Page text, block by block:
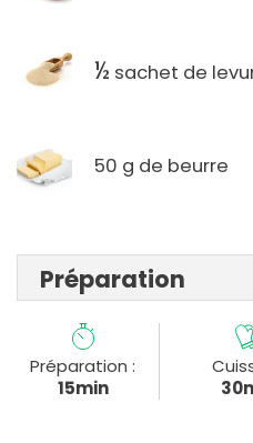
½ sachet de
50 g de beurre
Préparation
Préparation :
15min